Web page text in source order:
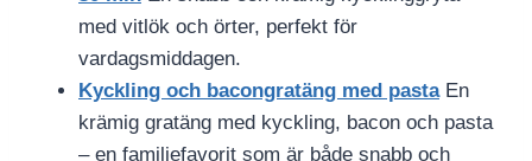
med vitlök och örter, perfekt för
vardagsmiddagen.
Kyckling och bacongratäng med pastaEn
krämig gratäng med kyckling, bacon och pasta
– en familjefavorit som är både snabb och